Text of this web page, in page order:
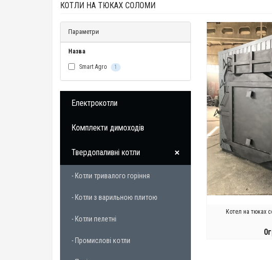
КОТЛИ НА ТЮКАХ СОЛОМИ
Параметри
Назва
Smart Agro 1
Електрокотли
Комплекти димоходів
Твердопаливні котли
- Котли тривалого горіння
- Котли з варильною плитою
- Котли пелетні
- Промислові котли
Котел на тюках